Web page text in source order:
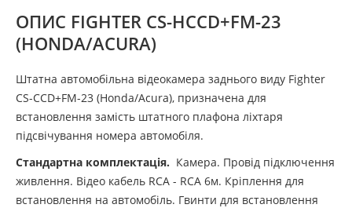
ОПИС FIGHTER CS-HCCD+FM-23
(HONDA/ACURA)
Штатна автомобільна відеокамера заднього виду Fighter
CS-CCD+FM-23 (Honda/Acura), призначена для
встановлення замість штатного плафона ліхтаря
підсвічування номера автомобіля.
Стандартна комплектація. Камера. Провід підключення
живлення. Відео кабель RCA - RCA 6м. Кріплення для
встановлення на автомобіль. Гвинти для встановлення